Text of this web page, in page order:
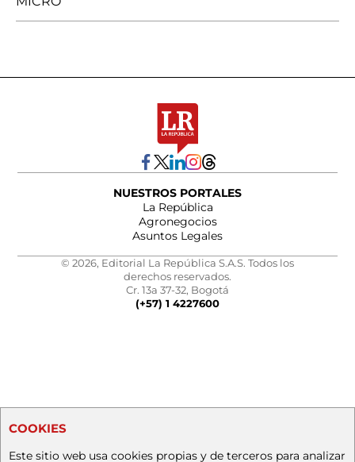
NUESTROS PORTALES
La República
Agronegocios
Asuntos Legales
© 2026, Editorial La República S.A.S. Todos los
derechos reservados.
Cr. 13a 37-32, Bogotá
(+57) 1 4227600
COOKIES
Este sitio web usa cookies propias y de terceros para analizar